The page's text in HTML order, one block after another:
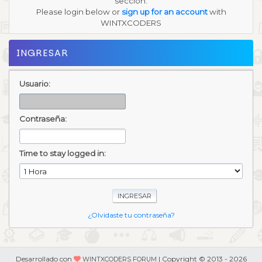
Please login below or sign up for an accountwith
WINTXCODERS
INGRESAR
Usuario:
Contraseña:
Time to stay logged in:
¿Olvidaste tu contraseña?
Desarrollado con WINTXCODERS FORUM | Copyright © 2013 - 2026